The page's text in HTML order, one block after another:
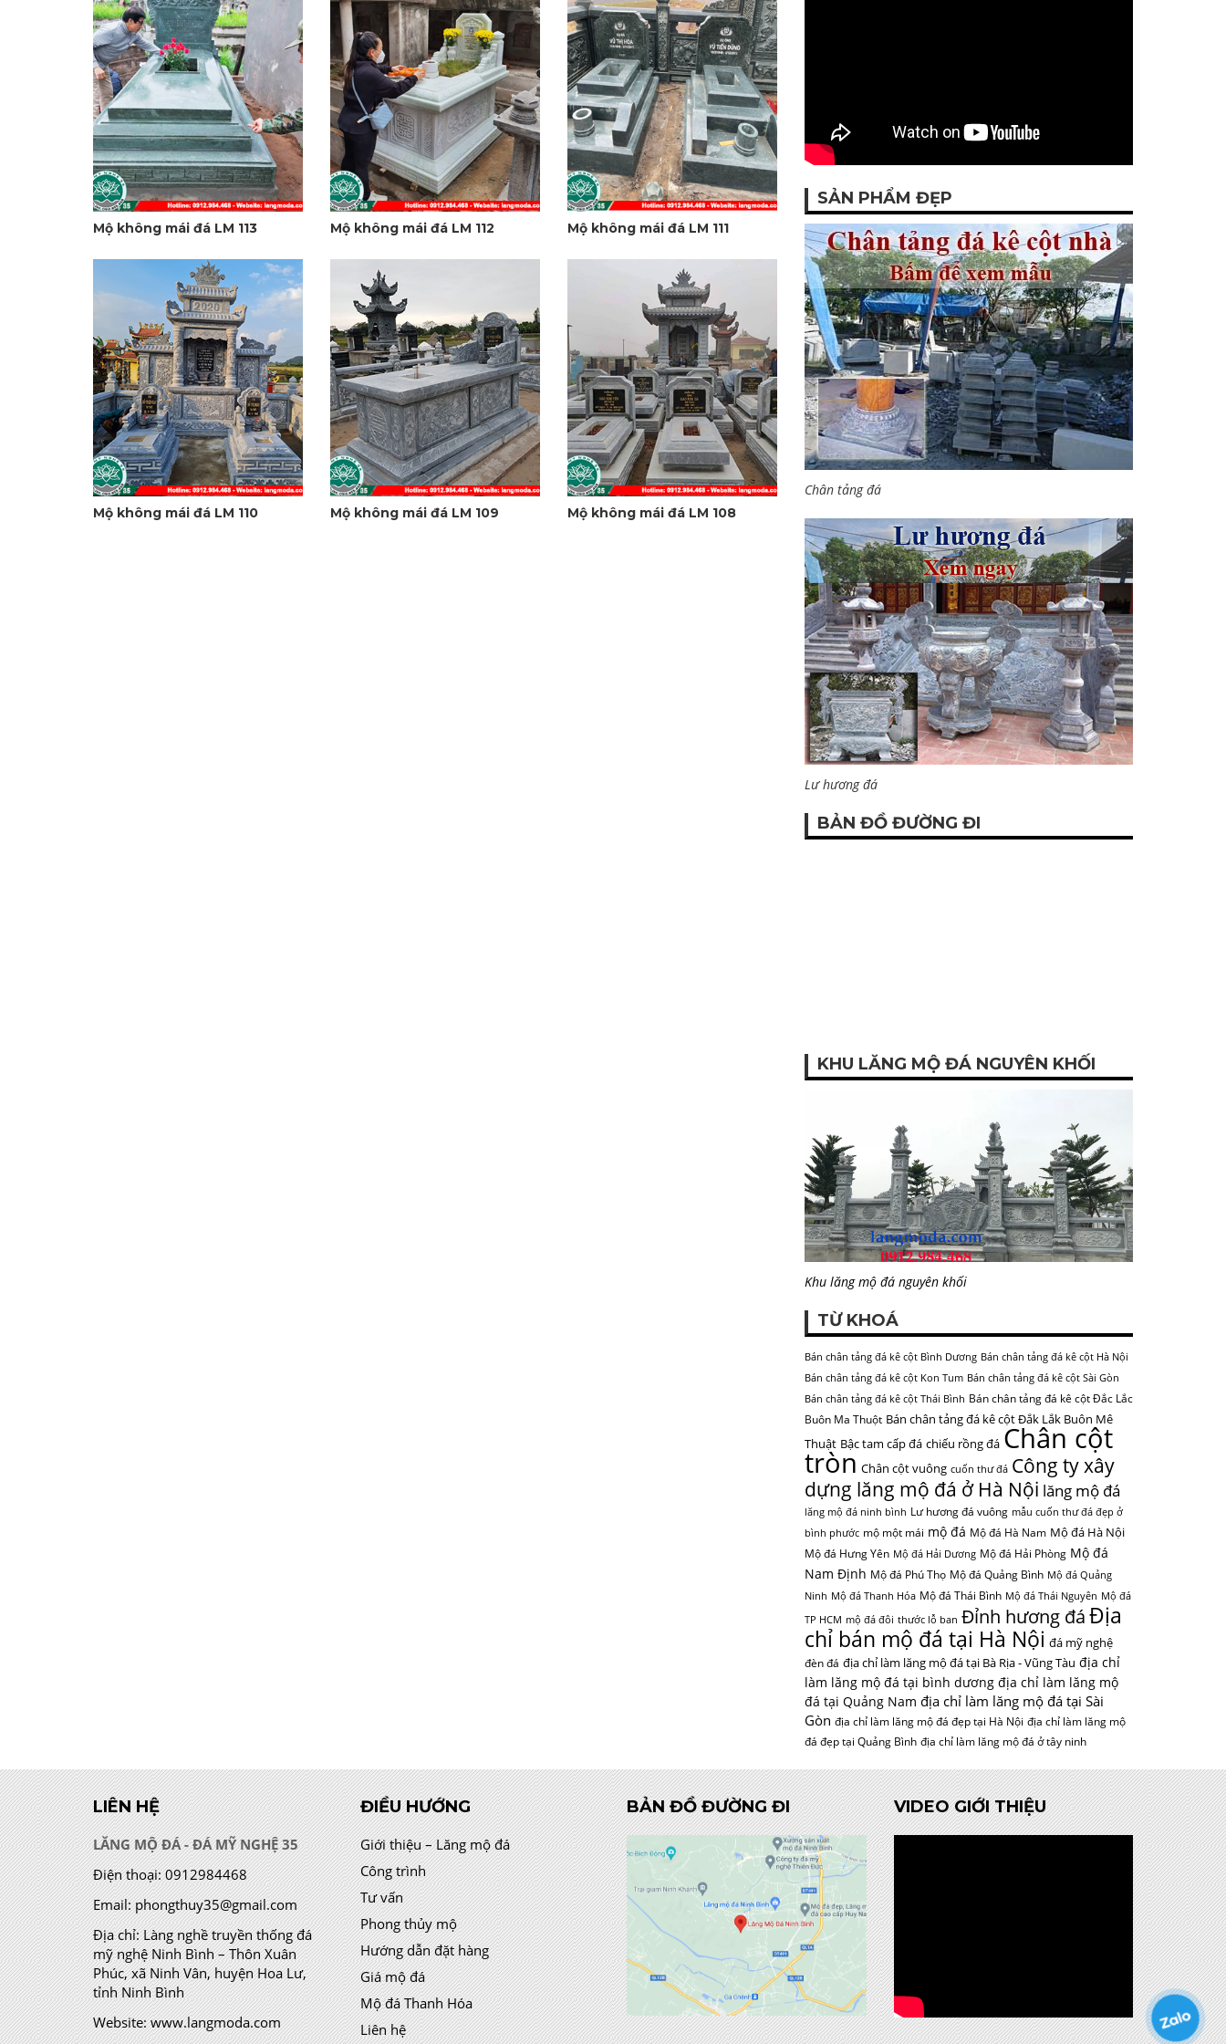
Mộ không mái đá LM 113 Mộ không mái đá LM 112 Mộ không mái đá LM 111
Mộ không mái đá LM 110 Mộ không mái đá LM 109 Mộ không mái đá LM 108
SẢN PHẨM ĐẸP
Chân tảng đá
Lư hương đá
BẢN ĐỒ ĐƯỜNG ĐI
KHU LĂNG MỘ ĐÁ NGUYÊN KHỐI
Khu lăng mộ đá nguyên khối
TỪ KHOÁ
Bán chân tảng đá kê cột Bình Dương Bán chân tảng đá kê cột Hà Nội
Bán chân tảng đá kê cột Kon Tum Bán chân tảng đá kê cột Sài Gòn
Bán chân tảng đá kê cột Thái Bình Bán chân tảng đá kê cột Đắc Lắc
Buôn Ma Thuột Bán chân tảng đá kê cột Đắk Lắk Buôn Mê
Thuật Bậc tam cấp đá chiếu rồng đá Chân cột
tròn Chân cột vuông cuốn thư đá Công ty xây
dựng lăng mộ đá ở Hà Nội lăng mộ đá
lăng mộ đá ninh bình Lư hương đá vuông mẫu cuốn thư đá đẹp ở
bình phước mộ một mái mộ đá Mộ đá Hà Nam Mộ đá Hà Nội
Mộ đá Hưng Yên Mộ đá Hải Dương Mộ đá Hải Phòng Mộ đá
Nam Định Mộ đá Phú Thọ Mộ đá Quảng Bình Mộ đá Quảng
Ninh Mộ đá Thanh Hóa Mộ đá Thái Bình Mộ đá Thái Nguyên Mộ đá
TP HCM mộ đá đôi thước lỗ ban Đỉnh hương đáĐịa
chỉ bán mộ đá tại Hà Nội đá mỹ nghệ
đèn đá địa chỉ làm lăng mộ đá tại Bà Rịa - Vũng Tàu địa chỉ
làm lăng mộ đá tại bình dương địa chỉ làm lăng mộ
đá tại Quảng Nam địa chỉ làm lăng mộ đá tại Sài
Gòn địa chỉ làm lăng mộ đá đẹp tại Hà Nội địa chỉ làm lăng mộ
đá đẹp tại Quảng Bình địa chỉ làm lăng mộ đá ở tây ninh
LIÊN HỆ
LĂNG MỘ ĐÁ - ĐÁ MỸ NGHỆ 35
Điện thoại: 0912984468
Email: phongthuy35@gmail.com
Địa chỉ:Làng nghề truyền thống đá
mỹ nghệ Ninh Bình – Thôn Xuân
Phúc, xã Ninh Vân, huyện Hoa Lư,
tỉnh Ninh Bình
Website: www.langmoda.com
ĐIỀU HƯỚNG
Giới thiệu – Lăng mộ đá
Công trình
Tư vấn
Phong thủy mộ
Hướng dẫn đặt hàng
Giá mộ đá
Mộ đá Thanh Hóa
Liên hệ
BẢN ĐỒ ĐƯỜNG ĐI VIDEO GIỚI THIỆU